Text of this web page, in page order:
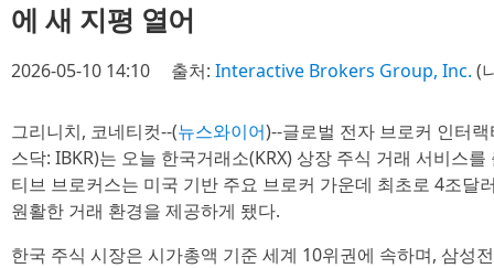
에 새 지평 열어
2026-05-10 14:10 출처: Interactive Brokers Group, Inc. (
그리니치, 코네티컷--(뉴스와이어)--글로벌 전자 브로커 인터
스닥: IBKR)는 오늘 한국거래소(KRX) 상장 주식 거래 서비스
티브 브로커스는 미국 기반 주요 브로커 가운데 최초로 4조달
원활한 거래 환경을 제공하게 됐다.
한국 주식 시장은 시가총액 기준 세계 10위권에 속하며, 삼성